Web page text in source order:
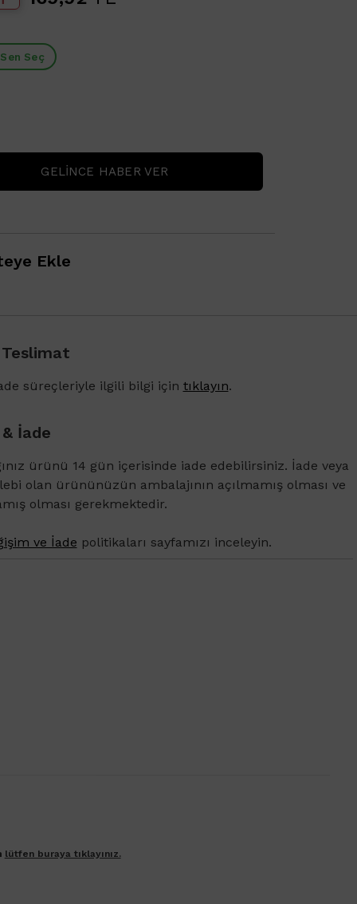
Seç
GELINCE HABER VER
Ekle
1500 TL ve üzeri alışverişlerinizde Vichy Dercos
süreçleriyle ilgili bilgi için tıklayın.
İade
ürünü 14 gün içerisinde iade edebilirsiniz. İade veya
olan ürününüzün ambalajının açılmamış olması ve
olması gerekmektedir.
ve İade politikaları sayfamızı inceleyin.
lütfen buraya tıklayınız.